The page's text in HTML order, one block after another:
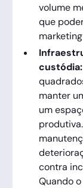
volume
que
custódia:
manter
um
contra
Quando